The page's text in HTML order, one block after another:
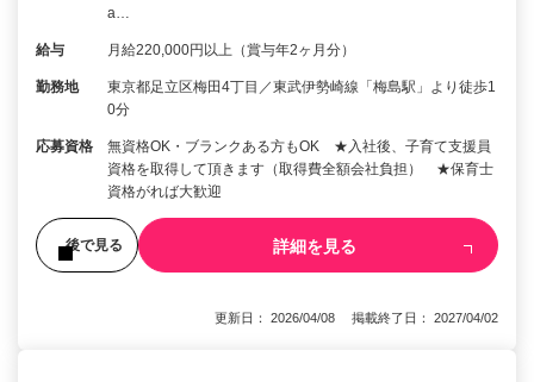
a…
給与 月給220,000円以上（賞与年2ヶ月分）
勤務地
東京都足立区梅田4丁目／東武伊勢崎線「梅島駅」より徒歩1
0分
応募資格
無資格OK・ブランクある方もOK ★入社後、子育て支援員
資格を取得して頂きます（取得費全額会社負担） ★保育士
資格がれば大歓迎
後で見る 詳細を見る
更新日： 2026/04/08 掲載終了日： 2027/04/02